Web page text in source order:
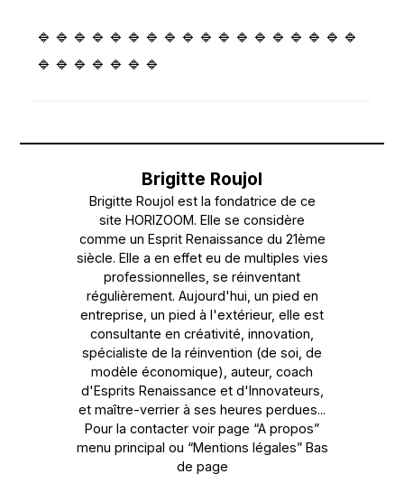
🔹🔹🔹🔹🔹🔹🔹🔹🔹🔹🔹🔹🔹🔹🔹🔹🔹🔹
🔹🔹🔹🔹🔹🔹🔹
Brigitte Roujol
Brigitte Roujol est la fondatrice de ce
site HORIZOOM. Elle se considère
comme un Esprit Renaissance du 21ème
siècle. Elle a en effet eu de multiples vies
professionnelles, se réinventant
régulièrement. Aujourd'hui, un pied en
entreprise, un pied à l'extérieur, elle est
consultante en créativité, innovation,
spécialiste de la réinvention (de soi, de
modèle économique), auteur, coach
d'Esprits Renaissance et d'Innovateurs,
et maître-verrier à ses heures perdues...
Pour la contacter voir page “A propos”
menu principal ou “Mentions légales” Bas
de page